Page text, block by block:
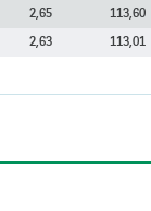
2,65 113,60
2,63 113,01